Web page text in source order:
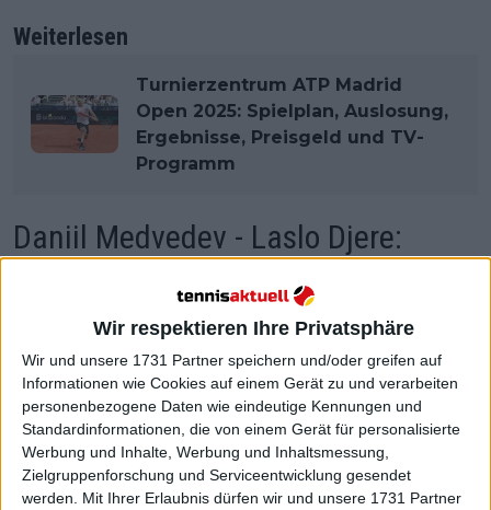
Wir respektieren Ihre Privatsphäre
Wir und unsere 1731 Partner speichern und/oder greifen auf
Informationen wie Cookies auf einem Gerät zu und verarbeiten
personenbezogene Daten wie eindeutige Kennungen und
Standardinformationen, die von einem Gerät für personalisierte
Werbung und Inhalte, Werbung und Inhaltsmessung,
Zielgruppenforschung und Serviceentwicklung gesendet
werden.
Mit Ihrer Erlaubnis dürfen wir und unsere 1731 Partner
Weiterlesen
Turnierzentrum ATP Madrid
Open 2025: Spielplan, Auslosung,
Ergebnisse, Preisgeld und TV-
Programm
Daniil Medvedev - Laslo Djere:
Russe setzt zum Comeback an
Die Nummer 10 der Weltrangliste, Daniil Medvedev,
wird versuchen, den Aderlass in dieser Saison zu
stoppen, denn mit Ausnahme von Indian Wells, wo
er das Halbfinale des Turniers erreichte, kam er bei
den anderen Turnieren, an denen er teilnahm,
einschließlich der Australian Open, nicht über die
erste oder zweite Runde hinaus.